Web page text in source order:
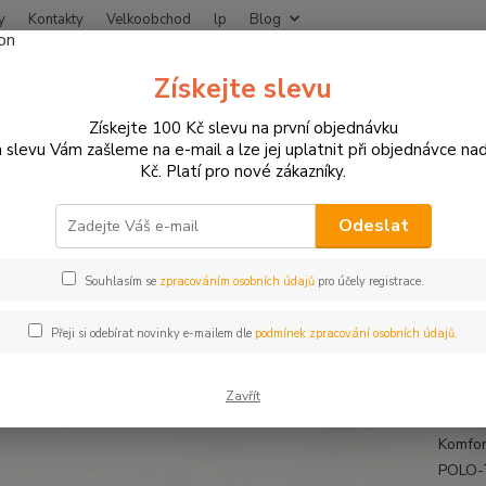
Kontakty Velkoobchod lp Blog
Hledat
Bundy na motorku Pánské textilní bundy FLM
Tura textilní bunda na
FLM
Získejte slevu
Získejte 100 Kč slevu na první objednávku
slevu Vám zašleme na e-mail a lze jej uplatnit při objednávce
Kč. Platí pro nové zákazníky.
Odeslat
Souhlasím se zpracováním osobních údajů pro účely registrace.
Přeji si odebírat novinky e-mailem dle podmínek zpracování osobních údajů.
Zavřít